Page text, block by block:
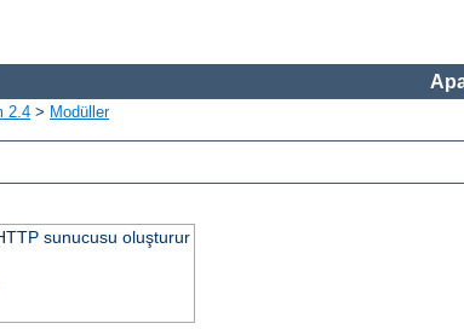
2.4 > Modüller
sunucusu oluşturur